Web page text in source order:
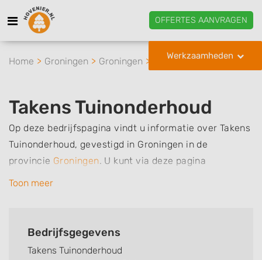
OFFERTES AANVRAGEN
Werkzaamheden
Home Groningen Groningen Takens Tuinonderhoud
Takens Tuinonderhoud
Op deze bedrijfspagina vindt u informatie over Takens
Tuinonderhoud, gevestigd in Groningen in de
provincie Groningen. U kunt via deze pagina
eenvoudig contact met het bedrijf opnemen door te
kunt u snel zien welke zaken Takens Tuinonderhoud
Toon meer
Bedrijfsgegevens
Takens Tuinonderhoud